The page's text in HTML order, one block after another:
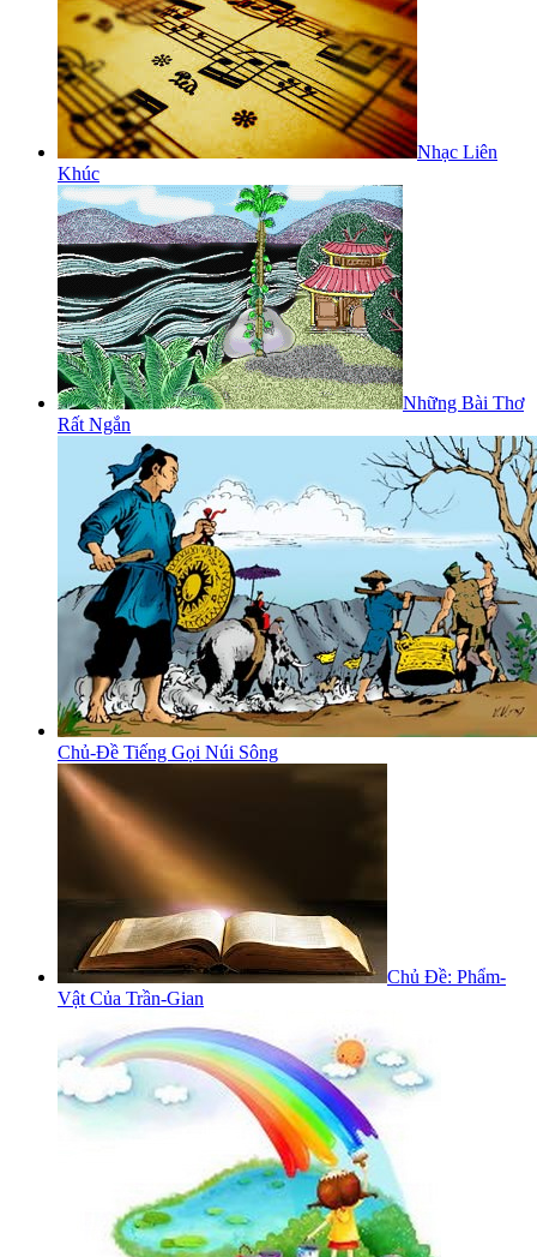
Nhạc Liên
Khúc
Những Bài Thơ
Rất Ngắn
Chủ-Đề Tiếng Gọi Núi Sông
Chủ Đề: Phẩm-
Vật Của Trần-Gian